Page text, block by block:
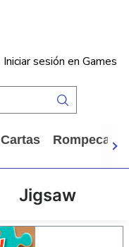
Iniciar sesión en Games
Cartas
Jigsaw